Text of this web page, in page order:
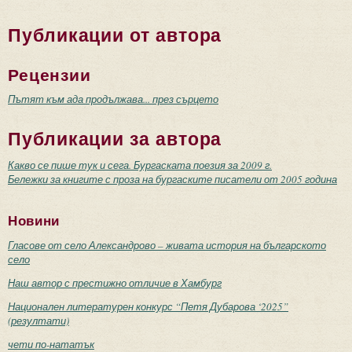
Публикации от автора
Рецензии
Пътят към ада продължава... през сърцето
Публикации за автора
Какво се пише тук и сега. Бургаската поезия за 2009 г.
Бележки за книгите с проза на бургаските писатели от 2005 година
Новини
Гласове от село Александрово – живата история на българското
село
Наш автор с престижно отличие в Хамбург
Национален литературен конкурс “Петя Дубарова ‘2025”
(резултати)
чети по-нататък